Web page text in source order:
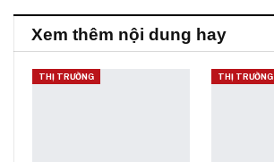
Xem thêm nội dung hay
THỊ TRƯỜNG THỊ TRƯỜNG